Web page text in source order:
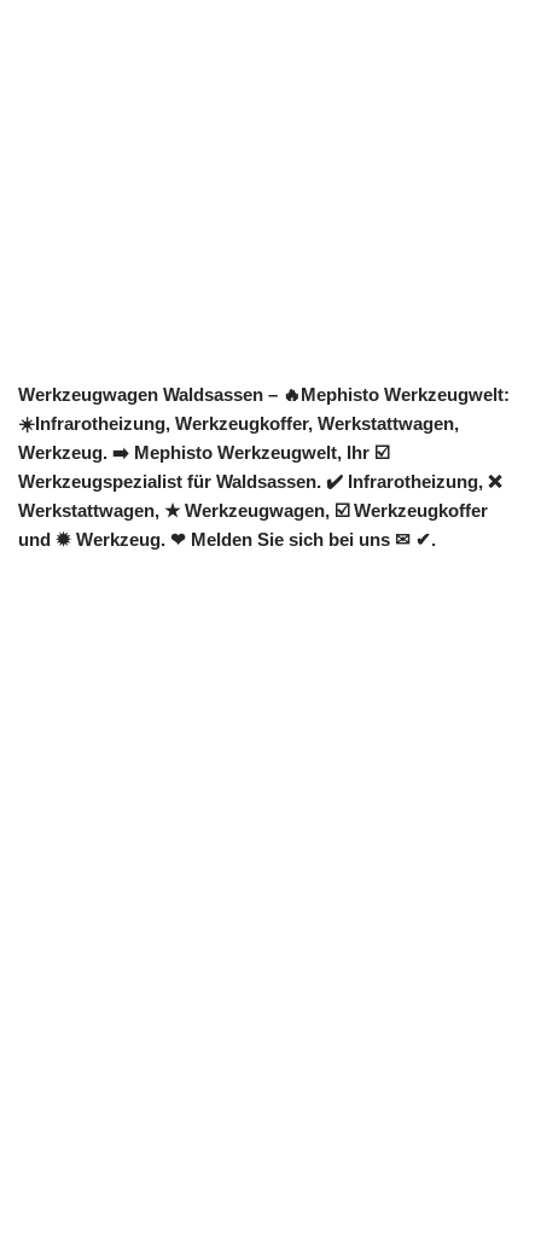
Werkzeugwagen Waldsassen – 🔥Mephisto Werkzeugwelt:
☀️Infrarotheizung, Werkzeugkoffer, Werkstattwagen,
Werkzeug. ➡️ Mephisto Werkzeugwelt, Ihr ☑️
Werkzeugspezialist für Waldsassen. ✔️ Infrarotheizung, ❌
Werkstattwagen, ★ Werkzeugwagen, ☑️ Werkzeugkoffer
und ✹ Werkzeug. ❤ Melden Sie sich bei uns ✉ ✔.